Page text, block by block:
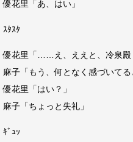
優花里「あ、はい」
ｽﾀｽﾀ
優花里「……え、ええと、冷泉殿
麻子「もう、何となく感づいて
優花里「はい？」
麻子「ちょっと失礼」
ｷﾞｭｯ